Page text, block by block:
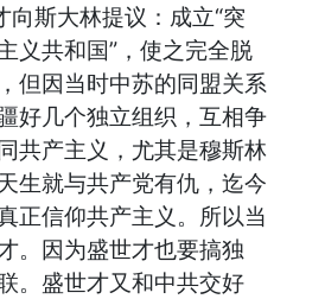
向斯大林提议：成立“突
义共和国”，使之完全脱
但因当时中苏的同盟关系
好几个独立组织，互相争
共产主义，尤其是穆斯林
生就与共产党有仇，迄今
正信仰共产主义。所以当
。因为盛世才也要搞独
。盛世才又和中共交好